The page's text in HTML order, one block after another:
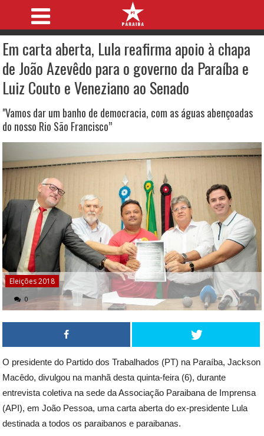
Em carta aberta, Lula reafirma apoio à chapa
de João Azevêdo para o governo da Paraíba e
Luiz Couto e Veneziano ao Senado
"Vamos dar um banho de democracia, com as águas abençoadas
do nosso Rio São Francisco”
Eleições 2018
0
O presidente do Partido dos Trabalhados (PT) na Paraíba, Jackson
Macêdo, divulgou na manhã desta quinta-feira (6), durante
entrevista coletiva na sede da Associação Paraibana de Imprensa
(API), em João Pessoa, uma carta aberta do ex-presidente Lula
destinada a todos os paraibanos e paraibanas.